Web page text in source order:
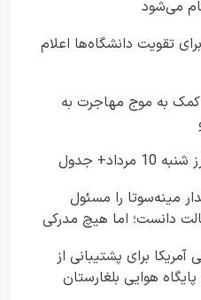
تقویت دانشگاه‌ها اعلام
کمک به موج مهاجرت به
جدول
مینه‌سوتا را مسئول
دانست؛ اما هیچ مدرکی
برای پشتیبانی از
هوایی بلغارستان